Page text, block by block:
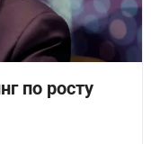
по росту